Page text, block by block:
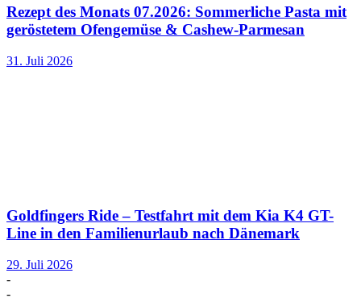
Rezept des Monats 07.2026: Sommerliche Pasta mit
geröstetem Ofengemüse & Cashew-Parmesan
31. Juli 2026
Goldfingers Ride – Testfahrt mit dem Kia K4 GT-
Line in den Familienurlaub nach Dänemark
29. Juli 2026
-
-